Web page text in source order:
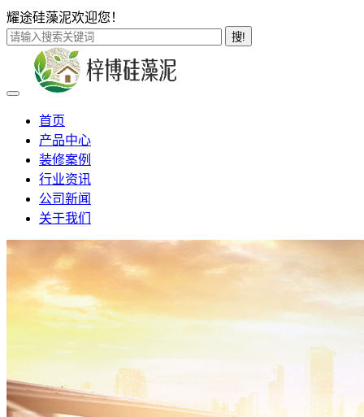
耀途硅藻泥欢迎您！
搜!
首页
产品中心
装修案例
行业资讯
公司新闻
关于我们